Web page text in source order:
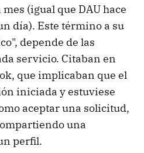
(igual que DAU hace
día). Este término a su
depende de las
servicio. Citaban en
que implicaban que el
iniciada y estuviese
aceptar una solicitud,
una
perfil.